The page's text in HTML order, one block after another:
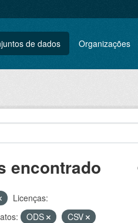
de dados Organizações
encontrado
Licenças:
ODS CSV